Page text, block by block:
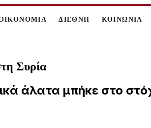
ΔΙΕΘΝΗ ΚΟΙΝΩΝΙΑ
Συρία
άλατα μπήκε στο